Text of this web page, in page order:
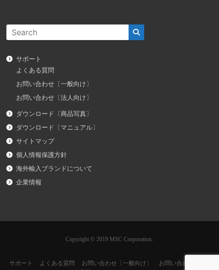
サポート
よくある質問
お問い合わせ〔一般向け〕
お問い合わせ〔法人向け〕
ダウンロード〔商品写真〕
ダウンロード〔マニュアル〕
サイトマップ
個人情報保護方針
海外輸入ブランドについて
企業情報
Copyright © 2019 MSC Corporation.
サポート よくある質問 お問い合わせ〔一般向け〕
お問い合わせ〔法人